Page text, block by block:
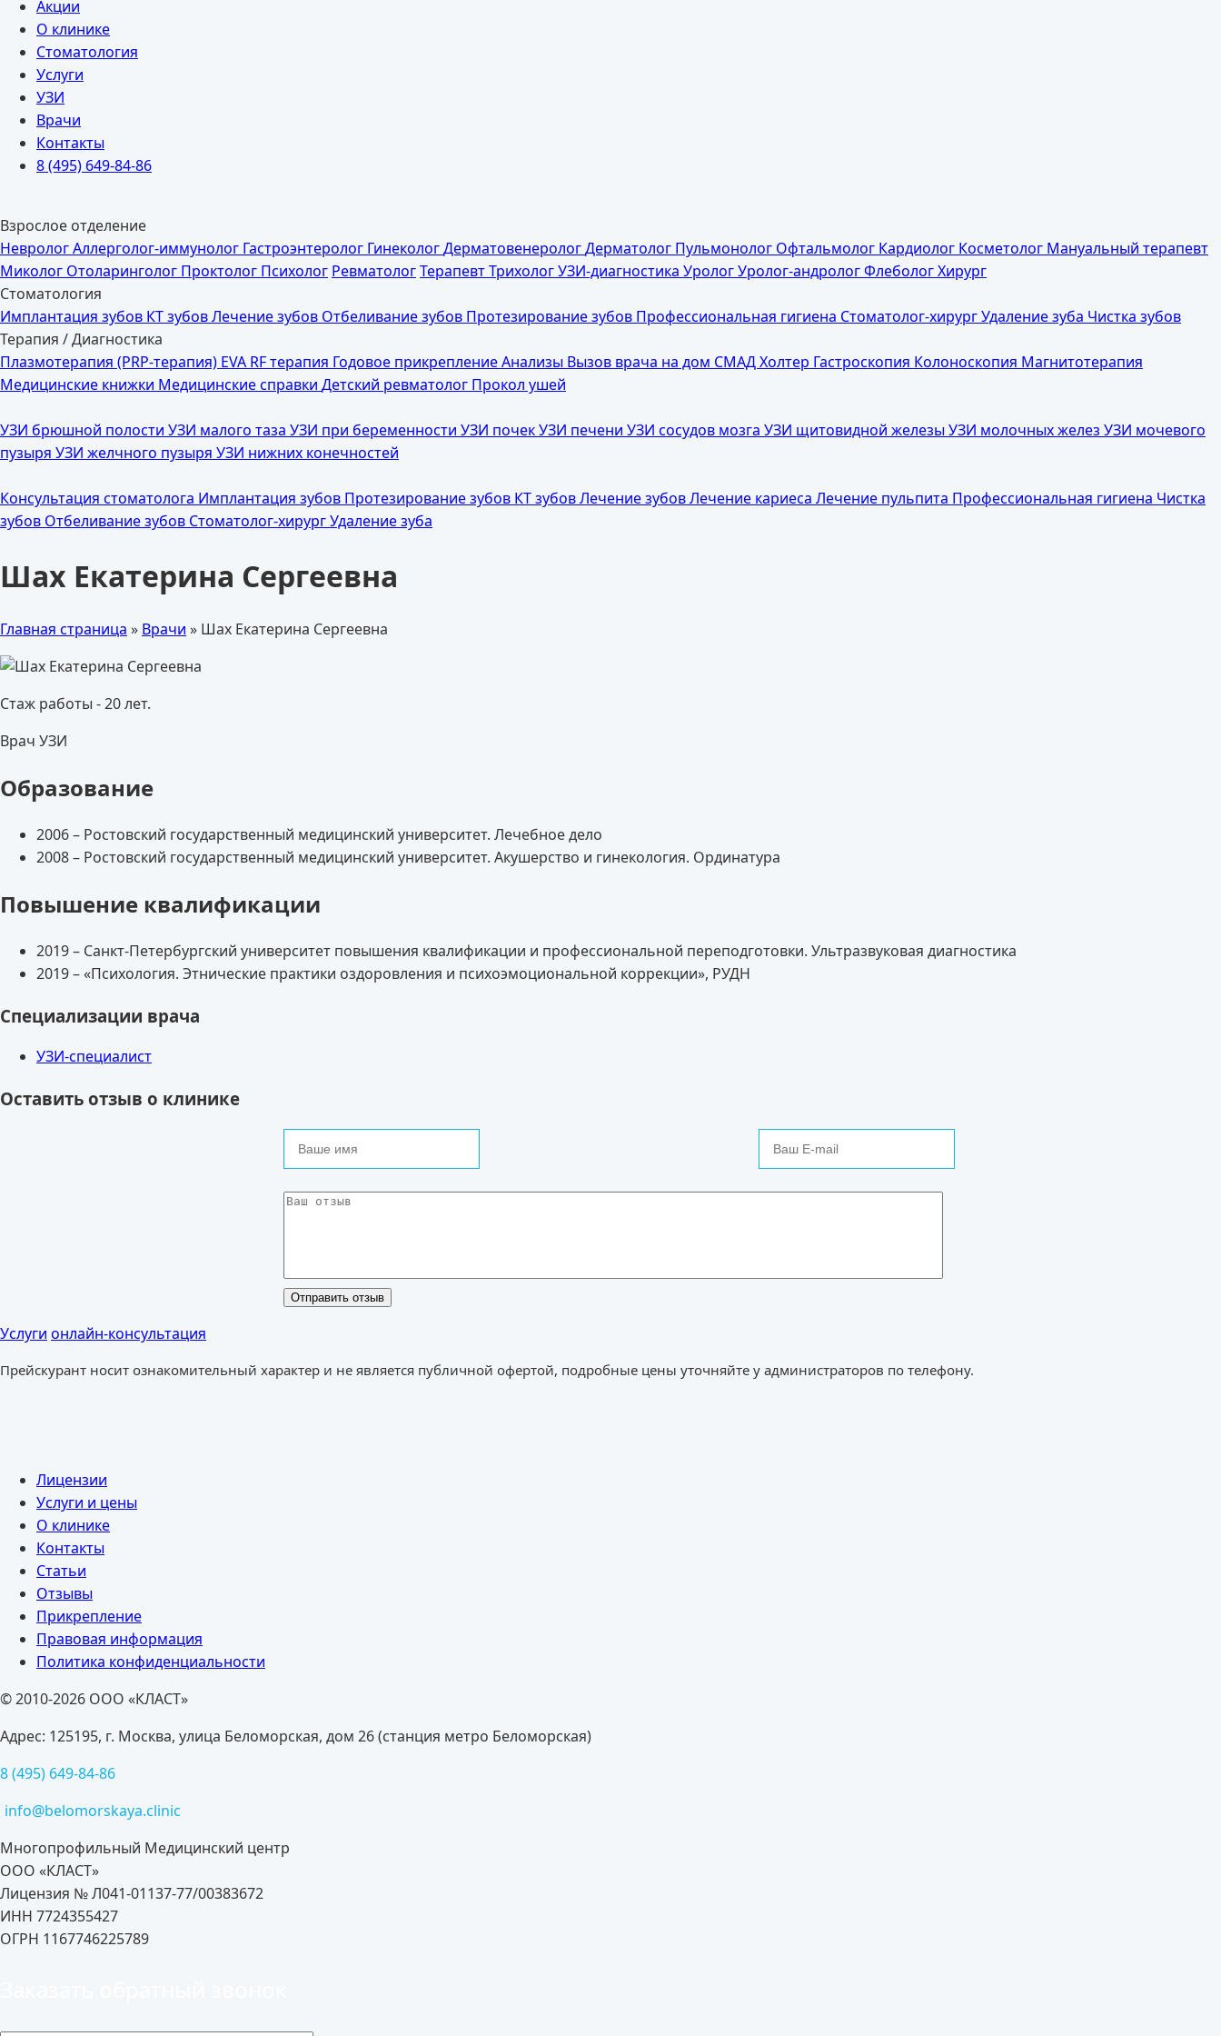
Акции
О клинике
Стоматология
Услуги
УЗИ
Врачи
Контакты
8 (495) 649-84-86
Взрослое отделение
НеврологАллерголог-иммунолог Гастроэнтеролог ГинекологДерматовенерологДерматолог Пульмонолог Офтальмолог Кардиолог Косметолог Мануальный терапевт
Миколог Отоларинголог Проктолог Психолог РевматологТерапевтТрихологУЗИ-диагностика УрологУролог-андрологФлебологХирург
Стоматология
Имплантация зубов КТ зубовЛечение зубов Отбеливание зубов Протезирование зубов Профессиональная гигиена Стоматолог-хирургУдаление зуба Чистка зубов
Терапия / Диагностика
Плазмотерапия (PRP-терапия) EVA RF терапия Годовое прикреплениеАнализы Вызов врача на дом СМАДХолтер Гастроскопия Колоноскопия Магнитотерапия
Медицинские книжки Медицинские справки Детский ревматолог Прокол ушей
УЗИ брюшной полости УЗИ малого таза УЗИ при беременности УЗИ почекУЗИ печени УЗИ сосудов мозга УЗИ щитовидной железыУЗИ молочных желез УЗИ мочевого
пузыря УЗИ желчного пузыря УЗИ нижних конечностей
Консультация стоматолога Имплантация зубов Протезирование зубов КТ зубовЛечение зубовЛечение кариеса Лечение пульпита Профессиональная гигиена Чистка
зубов Отбеливание зубов Стоматолог-хирургУдаление зуба
Шах Екатерина Сергеевна
Главная страница » Врачи » Шах Екатерина Сергеевна
Стаж работы - 20 лет.
Врач УЗИ
Образование
2006 – Ростовский государственный медицинский университет. Лечебное дело
2008 – Ростовский государственный медицинский университет. Акушерство и гинекология. Ординатура
Повышение квалификации
2019 – Санкт-Петербургский университет повышения квалификации и профессиональной переподготовки. Ультразвуковая диагностика
2019 – «Психология. Этнические практики оздоровления и психоэмоциональной коррекции», РУДН
Специализации врача
УЗИ-специалист
Оставить отзыв о клинике
Услуги онлайн-консультация
Прейскурант носит ознакомительный характер и не является публичной офертой, подробные цены уточняйте у администраторов по телефону.
Лицензии
Услуги и цены
О клинике
Контакты
Статьи
Отзывы
Прикрепление
Правовая информация
Политика конфиденциальности
© 2010-2026 ООО «КЛАСТ»
Адрес: 125195, г. Москва, улица Беломорская, дом 26 (станция метро Беломорская)
8 (495) 649-84-86
info@belomorskaya.clinic
Многопрофильный Медицинский центр
ООО «КЛАСТ»
Лицензия № Л041-01137-77/00383672
ИНН 7724355427
ОГРН 1167746225789